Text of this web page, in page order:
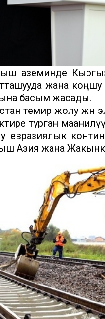
аземинде
жана коңшу
басым жасады.
темир жолу жөн
турган
Азия жана